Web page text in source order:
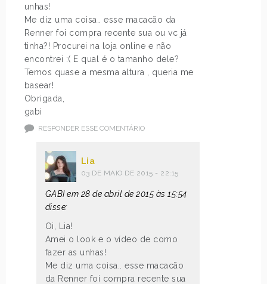
unhas!
Me diz uma coisa.. esse macacão da
Renner foi compra recente sua ou vc já
tinha?! Procurei na loja online e não
encontrei :( E qual é o tamanho dele?
Temos quase a mesma altura , queria me
basear!
Obrigada,
gabi
RESPONDER ESSE COMENTÁRIO
Lia
03 DE MAIO DE 2015 - 22:15
GABI em 28 de abril de 2015 às 15:54
disse:
Oi, Lia!
Amei o look e o vídeo de como
fazer as unhas!
Me diz uma coisa.. esse macacão
da Renner foi compra recente sua